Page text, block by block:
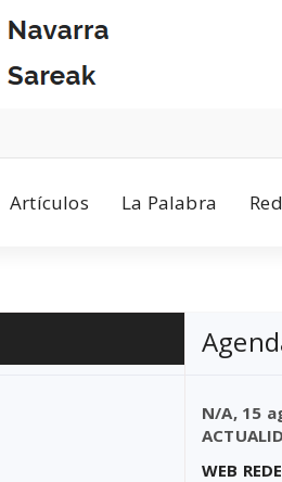
Artículos La Palabra
N/A, 15
WEB